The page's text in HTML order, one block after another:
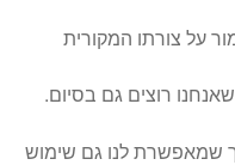
על צורתו המקורית
רוצים גם בסיום.
שמאפשרת לנו גם שימוש